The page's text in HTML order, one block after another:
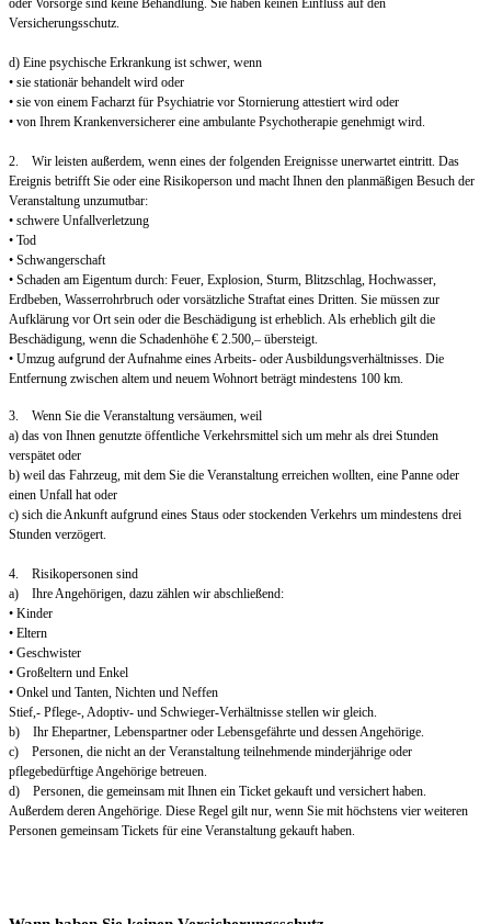
oder Vorsorge sind keine Behandlung. Sie haben keinen Einfluss auf den
Versicherungsschutz.
d) Eine psychische Erkrankung ist schwer, wenn
• sie stationär behandelt wird oder
• sie von einem Facharzt für Psychiatrie vor Stornierung attestiert wird oder
• von Ihrem Krankenversicherer eine ambulante Psychotherapie genehmigt wird.
2. Wir leisten außerdem, wenn eines der folgenden Ereignisse unerwartet eintritt. Das
Ereignis betrifft Sie oder eine Risikoperson und macht Ihnen den planmäßigen Besuch der
Veranstaltung unzumutbar:
• schwere Unfallverletzung
• Tod
• Schwangerschaft
• Schaden am Eigentum durch: Feuer, Explosion, Sturm, Blitzschlag, Hochwasser,
Erdbeben, Wasserrohrbruch oder vorsätzliche Straftat eines Dritten. Sie müssen zur
Aufklärung vor Ort sein oder die Beschädigung ist erheblich. Als erheblich gilt die
Beschädigung, wenn die Schadenhöhe € 2.500,– übersteigt.
• Umzug aufgrund der Aufnahme eines Arbeits- oder Ausbildungsverhältnisses. Die
Entfernung zwischen altem und neuem Wohnort beträgt mindestens 100 km.
3. Wenn Sie die Veranstaltung versäumen, weil
a) das von Ihnen genutzte öffentliche Verkehrsmittel sich um mehr als drei Stunden
verspätet oder
b) weil das Fahrzeug, mit dem Sie die Veranstaltung erreichen wollten, eine Panne oder
einen Unfall hat oder
c) sich die Ankunft aufgrund eines Staus oder stockenden Verkehrs um mindestens drei
Stunden verzögert.
4. Risikopersonen sind
a) Ihre Angehörigen, dazu zählen wir abschließend:
• Kinder
• Eltern
• Geschwister
• Großeltern und Enkel
• Onkel und Tanten, Nichten und Neffen
Stief,- Pflege-, Adoptiv- und Schwieger-Verhältnisse stellen wir gleich.
b) Ihr Ehepartner, Lebenspartner oder Lebensgefährte und dessen Angehörige.
c) Personen, die nicht an der Veranstaltung teilnehmende minderjährige oder
pflegebedürftige Angehörige betreuen.
d) Personen, die gemeinsam mit Ihnen ein Ticket gekauft und versichert haben.
Außerdem deren Angehörige. Diese Regel gilt nur, wenn Sie mit höchstens vier weiteren
Personen gemeinsam Tickets für eine Veranstaltung gekauft haben.